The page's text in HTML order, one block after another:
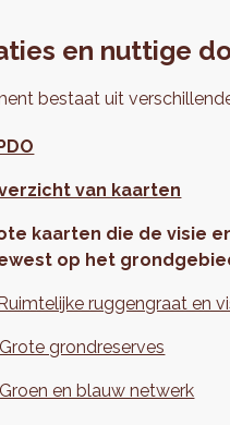
en nuttige
bestaat uit
van kaarten
kaarten die de visie
op het
ruggengraat en
Grote grondreserves
Groen en blauw netwerk